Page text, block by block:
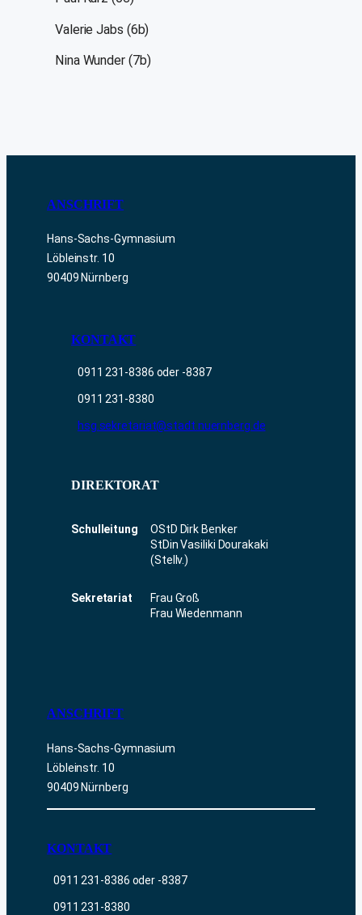
Valerie Jabs (6b)
Nina Wunder (7b)
ANSCHRIFT
Hans-Sachs-Gymnasium
Löbleinstr. 10
90409 Nürnberg
KONTAKT
0911 231-8386 oder -8387
0911 231-8380
hsg.sekretariat@stadt.nuernberg.de
DIREKTORAT
Schulleitung
OStD Dirk Benker
StDin Vasiliki Dourakaki
(Stellv.)
Sekretariat
Frau Groß
Frau Wiedenmann
ANSCHRIFT
Hans-Sachs-Gymnasium
Löbleinstr. 10
90409 Nürnberg
KONTAKT
0911 231-8386 oder -8387
0911 231-8380